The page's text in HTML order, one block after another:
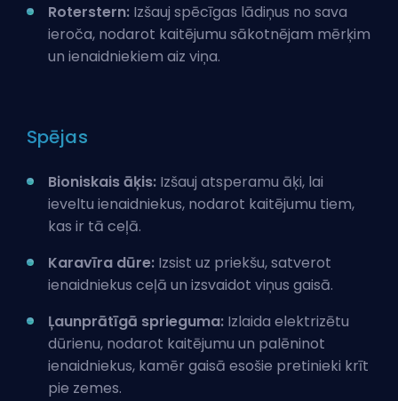
Roterstern: Izšauj spēcīgas lādiņus no sava
ieroča, nodarot kaitējumu sākotnējam mērķim
un ienaidniekiem aiz viņa.
Spējas
Bioniskais āķis: Izšauj atsperamu āķi, lai
ieveltu ienaidniekus, nodarot kaitējumu tiem,
kas ir tā ceļā.
Karavīra dūre: Izsist uz priekšu, satverot
ienaidniekus ceļā un izsvaidot viņus gaisā.
Ļaunprātīgā sprieguma: Izlaida elektrizētu
dūrienu, nodarot kaitējumu un palēninot
ienaidniekus, kamēr gaisā esošie pretinieki krīt
pie zemes.